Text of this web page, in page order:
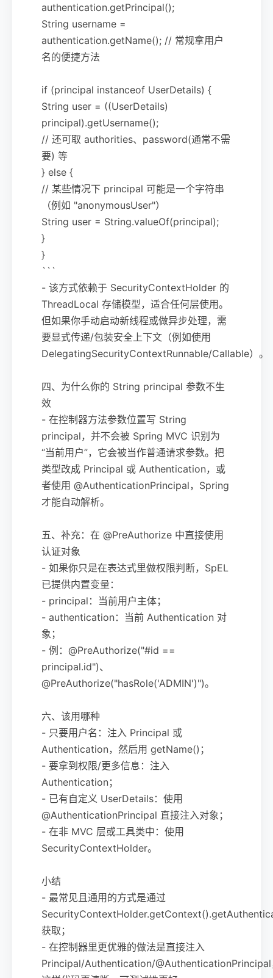
authentication.getPrincipal();
String username =
authentication.getName(); // 常规拿用户
名的便捷方法
if (principal instanceof UserDetails) {
String user = ((UserDetails)
principal).getUsername();
// 还可取 authorities、password(通常不需
要) 等
} else {
// 某些情况下 principal 可能是一个字符串
（例如 "anonymousUser"）
String user = String.valueOf(principal);
}
}
```
- 该方式依赖于 SecurityContextHolder 的
ThreadLocal 存储模型，适合任何层使用。
但如果你手动启动新线程或做异步处理，需
要显式传递/包装安全上下文（例如使用
DelegatingSecurityContextRunnable/Callable）。
四、为什么你的 String principal 参数不生
效
- 在控制器方法参数位置写 String
principal，并不会被 Spring MVC 识别为
“当前用户”，它会被当作普通请求参数。把
类型改成 Principal 或 Authentication，或
者使用 @AuthenticationPrincipal，Spring
才能自动解析。
五、补充：在 @PreAuthorize 中直接使用
认证对象
- 如果你只是在表达式里做权限判断，SpEL
已提供内置变量：
- principal：当前用户主体；
- authentication：当前 Authentication 对
象；
- 例：@PreAuthorize("#id ==
principal.id")、
@PreAuthorize("hasRole('ADMIN')")。
六、该用哪种
- 只要用户名：注入 Principal 或
Authentication，然后用 getName()；
- 要拿到权限/更多信息：注入
Authentication；
- 已有自定义 UserDetails：使用
@AuthenticationPrincipal 直接注入对象；
- 在非 MVC 层或工具类中：使用
SecurityContextHolder。
小结
- 最常见且通用的方式是通过
获取；
- 在控制器里更优雅的做法是直接注入
Principal/Authentication/@AuthenticationPrincipal